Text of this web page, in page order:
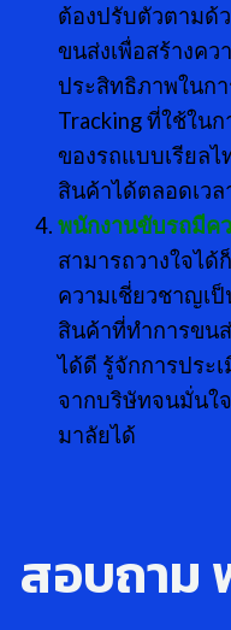
ต้องปรับตัวตามด้
ขนส่งเพื่อสร้างค
ประสิทธิภาพในก
Tracking ที่ใช้ใน
ของรถแบบเรียล
สินค้าได้ตลอดเว
พนักงานขับรถมีค
สามารถวางใจไ
ความเชี่ยวชาญเ
สินค้าที่ทำการขน
ได้ดี รู้จักการประ
จากบริษัทจนมั่นใ
มาลัยได้
สอบถาม